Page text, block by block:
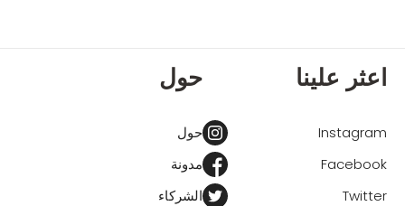
اعثر علينا
Instagram
Facebook
Twitter
حول
حول
مدونة
الشركاء